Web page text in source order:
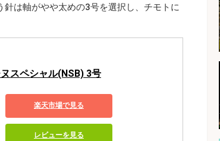
は軸がやや太めの3号を選択し、チモトに
スペシャル(NSB) 3号
楽天市場で見る
レビューを見る